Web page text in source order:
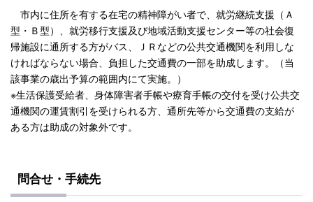
市内に住所を有する在宅の精神障がい者で、就労継続支援（Ａ
型・Ｂ型）、就労移行支援及び地域活動支援センター等の社会復
帰施設に通所する方がバス、ＪＲなどの公共交通機関を利用しな
ければならない場合、負担した交通費の一部を助成します。（当
該事業の歳出予算の範囲内にて実施。）
※生活保護受給者、身体障害者手帳や療育手帳の交付を受け公共交
通機関の運賃割引を受けられる方、通所先等から交通費の支給が
ある方は助成の対象外です。
問合せ・手続先